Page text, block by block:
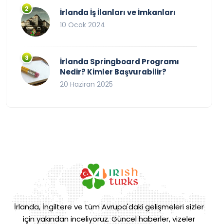
İrlanda İş İlanları ve İmkanları
10 Ocak 2024
İrlanda Springboard Programı
Nedir? Kimler Başvurabilir?
20 Haziran 2025
İrlanda, İngiltere ve tüm Avrupa'daki gelişmeleri sizler
için yakından inceliyoruz. Güncel haberler, vizeler